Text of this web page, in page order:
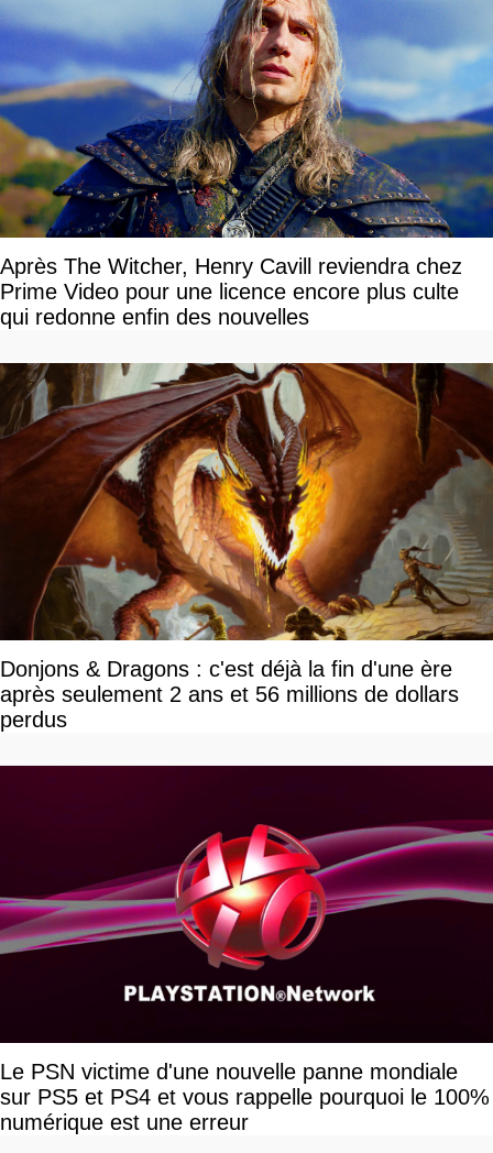
Après The Witcher, Henry Cavill reviendra chez
Prime Video pour une licence encore plus culte
qui redonne enfin des nouvelles
Donjons & Dragons : c'est déjà la fin d'une ère
après seulement 2 ans et 56 millions de dollars
perdus
Le PSN victime d'une nouvelle panne mondiale
sur PS5 et PS4 et vous rappelle pourquoi le 100%
numérique est une erreur